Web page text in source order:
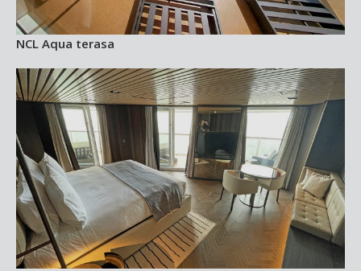
NCL Aqua terasa